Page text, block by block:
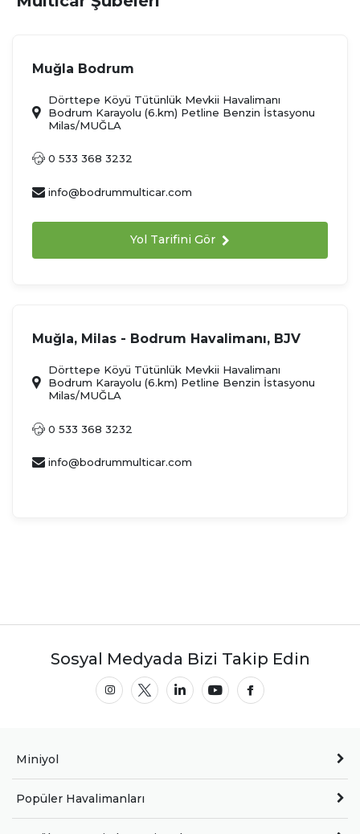
Muğla Bodrum
Dörttepe Köyü Tütünlük Mevkii Havalimanı
Bodrum Karayolu (6.km) Petline Benzin İstasyonu
Milas/MUĞLA
0 533 368 3232
info@bodrummulticar.com
Yol Tarifini Gör
Muğla, Milas - Bodrum Havalimanı, BJV
Dörttepe Köyü Tütünlük Mevkii Havalimanı
Bodrum Karayolu (6.km) Petline Benzin İstasyonu
Milas/MUĞLA
0 533 368 3232
info@bodrummulticar.com
Sosyal Medyada Bizi Takip Edin
Miniyol
Popüler Havalimanları